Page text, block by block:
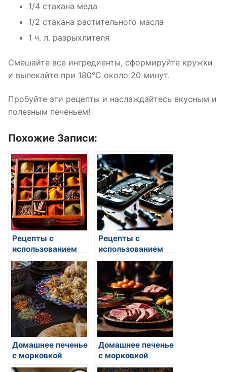
1/4 стакана меда
1/2 стакана растительного масла
1 ч. л. разрыхлителя
Смешайте все ингредиенты, сформируйте кружки
и выпекайте при 180°C около 20 минут.
Пробуйте эти рецепты и наслаждайтесь вкусным и
полезным печеньем!
Похожие Записи:
Рецепты с
использованием
миндаля
Рецепты с
использованием
миндаля
Домашнее печенье
с морковкой
Домашнее печенье
с морковкой